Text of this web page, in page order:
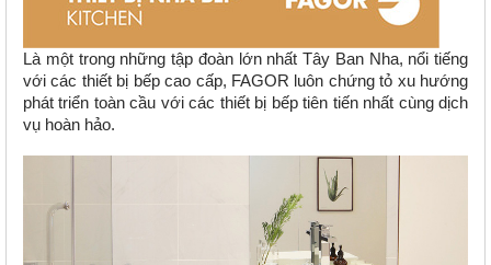
Là một trong những tập đoàn lớn nhất Tây Ban Nha, nổi tiếng
với các thiết bị bếp cao cấp, FAGOR luôn chứng tỏ xu hướng
phát triển toàn cầu với các thiết bị bếp tiên tiến nhất cùng dịch
vụ hoàn hảo.